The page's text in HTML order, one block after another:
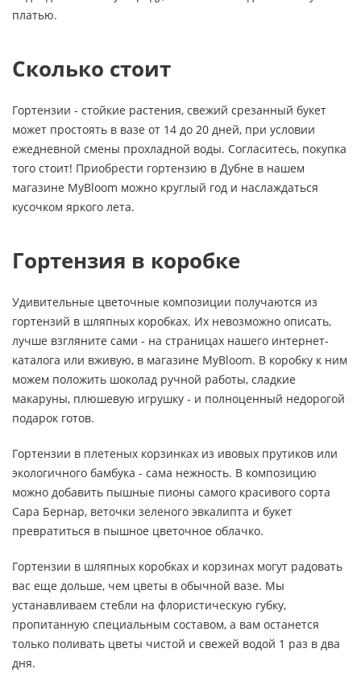
платью.
Сколько стоит
Гортензии - стойкие растения, свежий срезанный букет
может простоять в вазе от 14 до 20 дней, при условии
ежедневной смены прохладной воды. Согласитесь, покупка
того стоит! Приобрести гортензию в Дубне в нашем
магазине MyBloom можно круглый год и наслаждаться
кусочком яркого лета.
Гортензия в коробке
Удивительные цветочные композиции получаются из
гортензий в шляпных коробках. Их невозможно описать,
лучше взгляните сами - на страницах нашего интернет-
каталога или вживую, в магазине MyBloom. В коробку к ним
можем положить шоколад ручной работы, сладкие
макаруны, плюшевую игрушку - и полноценный недорогой
подарок готов.
Гортензии в плетеных корзинках из ивовых прутиков или
экологичного бамбука - сама нежность. В композицию
можно добавить пышные пионы самого красивого сорта
Сара Бернар, веточки зеленого эвкалипта и букет
превратиться в пышное цветочное облачко.
Гортензии в шляпных коробках и корзинах могут радовать
вас еще дольше, чем цветы в обычной вазе. Мы
устанавливаем стебли на флористическую губку,
пропитанную специальным составом, а вам останется
только поливать цветы чистой и свежей водой 1 раз в два
дня.